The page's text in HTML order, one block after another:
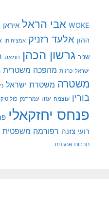
WOKE אבי הראל איראן
ההון אלעד רזניק אמציה חן
שניר גרשון הכהן חמאס
ישראל כרזות מהפכה משטרית
משטרה משטרת ישראל
בורין עוצמה עזה עמר דנק
פנחס יחזקאלי
רועי צזנה רפורמה משפטית
תרבות ארגונית